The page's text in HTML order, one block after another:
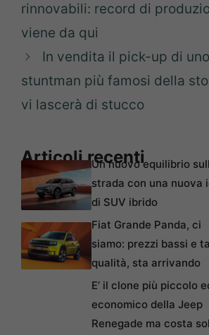
rinnovabili: record di
viene da qui
In vendita il pick-up di
stuntman più famosi della
vi lascerà di stucco
Articoli recenti
Un nuovo equilibrio
strada con una nuova
di SUV ibrido
Fiat Grande Panda, ci
siamo: prezzi bassi e
qualità, sta arrivando
E’ il clone più piccolo
economico della Jeep
Renegade ma costa